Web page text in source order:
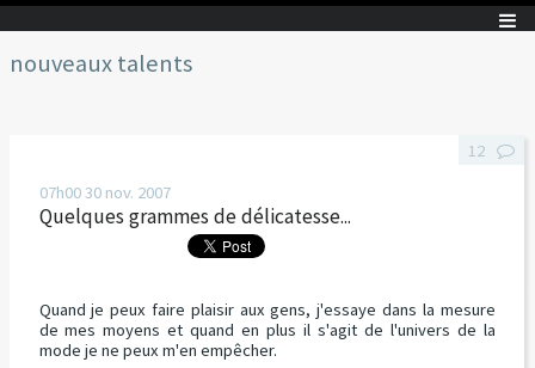
nouveaux talents
07h0030 nov. 2007
Quelques grammes de délicatesse...
Quand je peux faire plaisir aux gens, j'essaye dans la mesure
de mes moyens et quand en plus il s'agit de l'univers de la
mode je ne peux m'en empêcher.
12